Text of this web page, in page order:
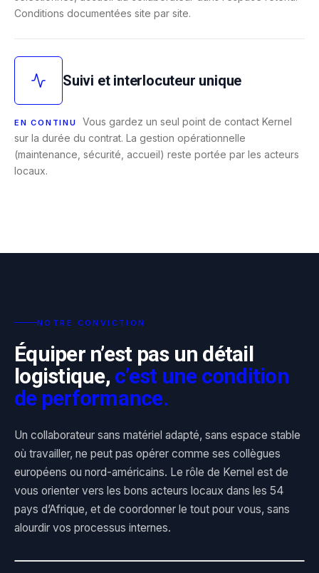
Conditions documentées site par site.
Suivi et interlocuteur unique
EN CONTINU
Vous gardez un seul point de contact Kernel
sur la durée du contrat. La gestion opérationnelle
(maintenance, sécurité, accueil) reste portée par les acteurs
locaux.
NOTRE CONVICTION
Équiper n’est pas un détail
logistique, c’est une condition
de performance.
Un collaborateur sans matériel adapté, sans espace stable
où travailler, ne peut pas opérer comme ses collègues
européens ou nord-américains. Le rôle de Kernel est de
vous orienter vers les bons acteurs locaux dans les 54
pays d’Afrique, et de coordonner le tout pour vous, sans
alourdir vos processus internes.